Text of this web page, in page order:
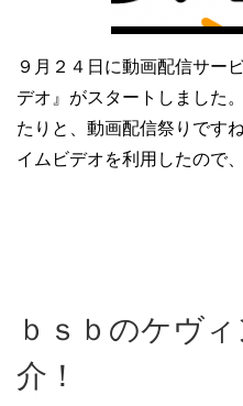
９月２４日に動画配信サー
デオ』がスタートしました
たりと、動画配信祭りです
イムビデオを利用したので
ｂｓｂのケヴ
介！